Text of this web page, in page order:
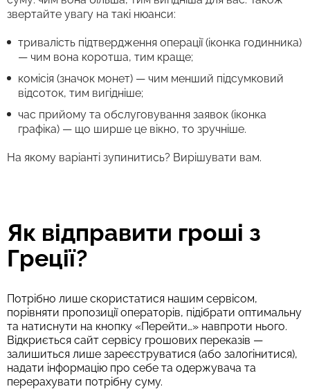
звертайте увагу на такі нюанси:
тривалість підтвердження операції (іконка годинника)
— чим вона коротша, тим краще;
комісія (значок монет) — чим менший підсумковий
відсоток, тим вигідніше;
час прийому та обслуговування заявок (іконка
графіка) — що ширше це вікно, то зручніше.
На якому варіанті зупинитись? Вирішувати вам.
Як відправити гроші з
Греції?
Потрібно лише скористатися нашим сервісом,
порівняти пропозиції операторів, підібрати оптимальну
та натиснути на кнопку «Перейти…» навпроти нього.
Відкриється сайт сервісу грошових переказів —
залишиться лише зареєструватися (або залогінитися),
надати інформацію про себе та одержувача та
перерахувати потрібну суму.